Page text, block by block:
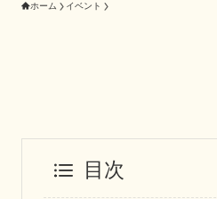
ホーム イベント
目次